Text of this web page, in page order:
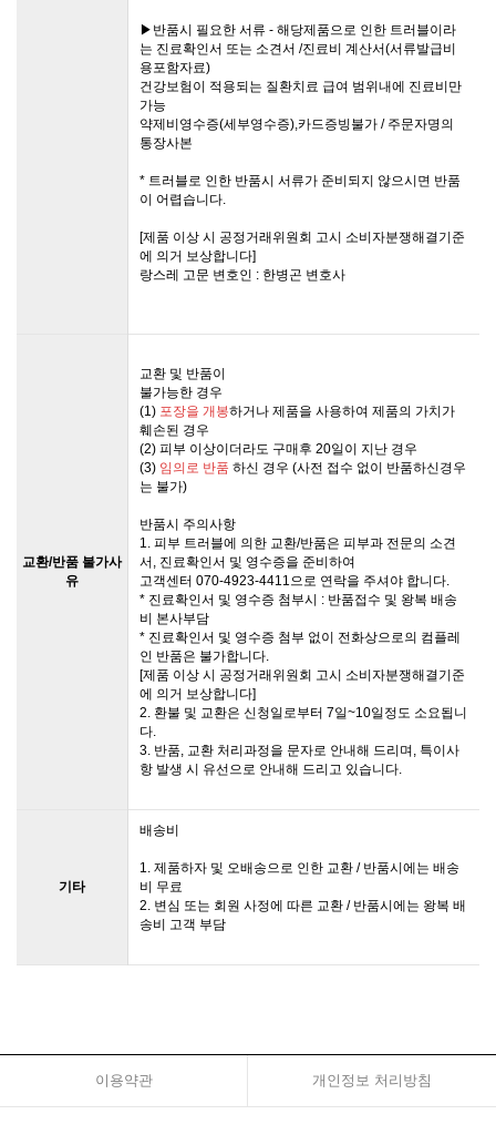
▶반품시 필요한 서류 - 해당제품으로 인한 트러블이라
는 진료확인서 또는 소견서 /진료비 계산서(서류발급비
용포함자료)
건강보험이 적용되는 질환치료 급여 범위내에 진료비만
가능
약제비영수증(세부영수증),카드증빙불가 / 주문자명의
통장사본
* 트러블로 인한 반품시 서류가 준비되지 않으시면 반품
이 어렵습니다.
[제품 이상 시 공정거래위원회 고시 소비자분쟁해결기준
에 의거 보상합니다]
랑스레 고문 변호인 : 한병곤 변호사
교환/반품 불가사
유
교환 및 반품이
불가능한 경우
(1) 포장을 개봉하거나 제품을 사용하여 제품의 가치가
훼손된 경우
(2) 피부 이상이더라도 구매후 20일이 지난 경우
(3) 임의로 반품 하신 경우 (사전 접수 없이 반품하신경우
는 불가)
반품시 주의사항
1. 피부 트러블에 의한 교환/반품은 피부과 전문의 소견
서, 진료확인서 및 영수증을 준비하여
고객센터 070-4923-4411으로 연락을 주셔야 합니다.
* 진료확인서 및 영수증 첨부시 : 반품접수 및 왕복 배송
비 본사부담
* 진료확인서 및 영수증 첨부 없이 전화상으로의 컴플레
인 반품은 불가합니다.
[제품 이상 시 공정거래위원회 고시 소비자분쟁해결기준
에 의거 보상합니다]
2. 환불 및 교환은 신청일로부터 7일~10일정도 소요됩니
다.
3. 반품, 교환 처리과정을 문자로 안내해 드리며, 특이사
항 발생 시 유선으로 안내해 드리고 있습니다.
기타
배송비
1. 제품하자 및 오배송으로 인한 교환 / 반품시에는 배송
비 무료
2. 변심 또는 회원 사정에 따른 교환 / 반품시에는 왕복 배
송비 고객 부담
이용약관 개인정보 처리방침